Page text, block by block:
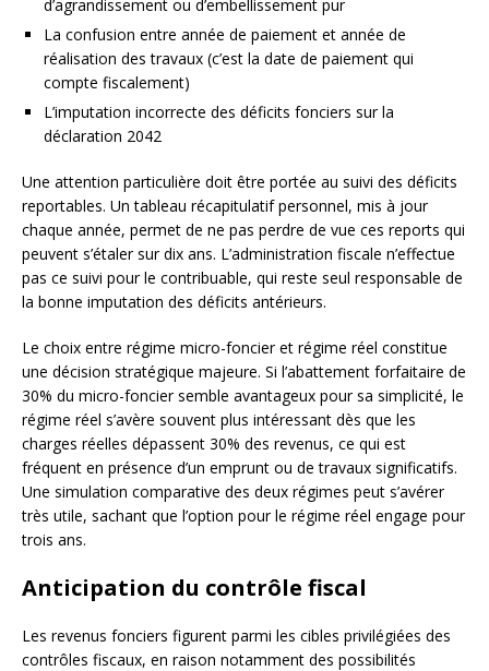
d’agrandissement ou d’embellissement pur
La confusion entre année de paiement et année de
réalisation des travaux (c’est la date de paiement qui
compte fiscalement)
L’imputation incorrecte des déficits fonciers sur la
déclaration 2042
Une attention particulière doit être portée au suivi des déficits
reportables. Un tableau récapitulatif personnel, mis à jour
chaque année, permet de ne pas perdre de vue ces reports qui
peuvent s’étaler sur dix ans. L’administration fiscale n’effectue
pas ce suivi pour le contribuable, qui reste seul responsable de
la bonne imputation des déficits antérieurs.
Le choix entre régime micro-foncier et régime réel constitue
une décision stratégique majeure. Si l’abattement forfaitaire de
30% du micro-foncier semble avantageux pour sa simplicité, le
régime réel s’avère souvent plus intéressant dès que les
charges réelles dépassent 30% des revenus, ce qui est
fréquent en présence d’un emprunt ou de travaux significatifs.
Une simulation comparative des deux régimes peut s’avérer
très utile, sachant que l’option pour le régime réel engage pour
trois ans.
Anticipation du contrôle fiscal
Les revenus fonciers figurent parmi les cibles privilégiées des
contrôles fiscaux, en raison notamment des possibilités